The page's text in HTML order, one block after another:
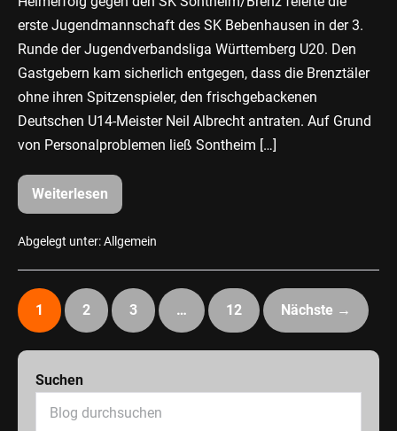
erste Jugendmannschaft des SK Bebenhausen in der 3.
Runde der Jugendverbandsliga Württemberg U20. Den
Gastgebern kam sicherlich entgegen, dass die Brenztäler
ohne ihren Spitzenspieler, den frischgebackenen
Deutschen U14-Meister Neil Albrecht antraten. Auf Grund
von Personalproblemen ließ Sontheim […]
WeiterlesenJugendschach
//
Bebenhausen
überraschend
hohem
Sieg
Abgelegt unter:Allgemein
1 2 3 … 12 Nächste →
Suchen